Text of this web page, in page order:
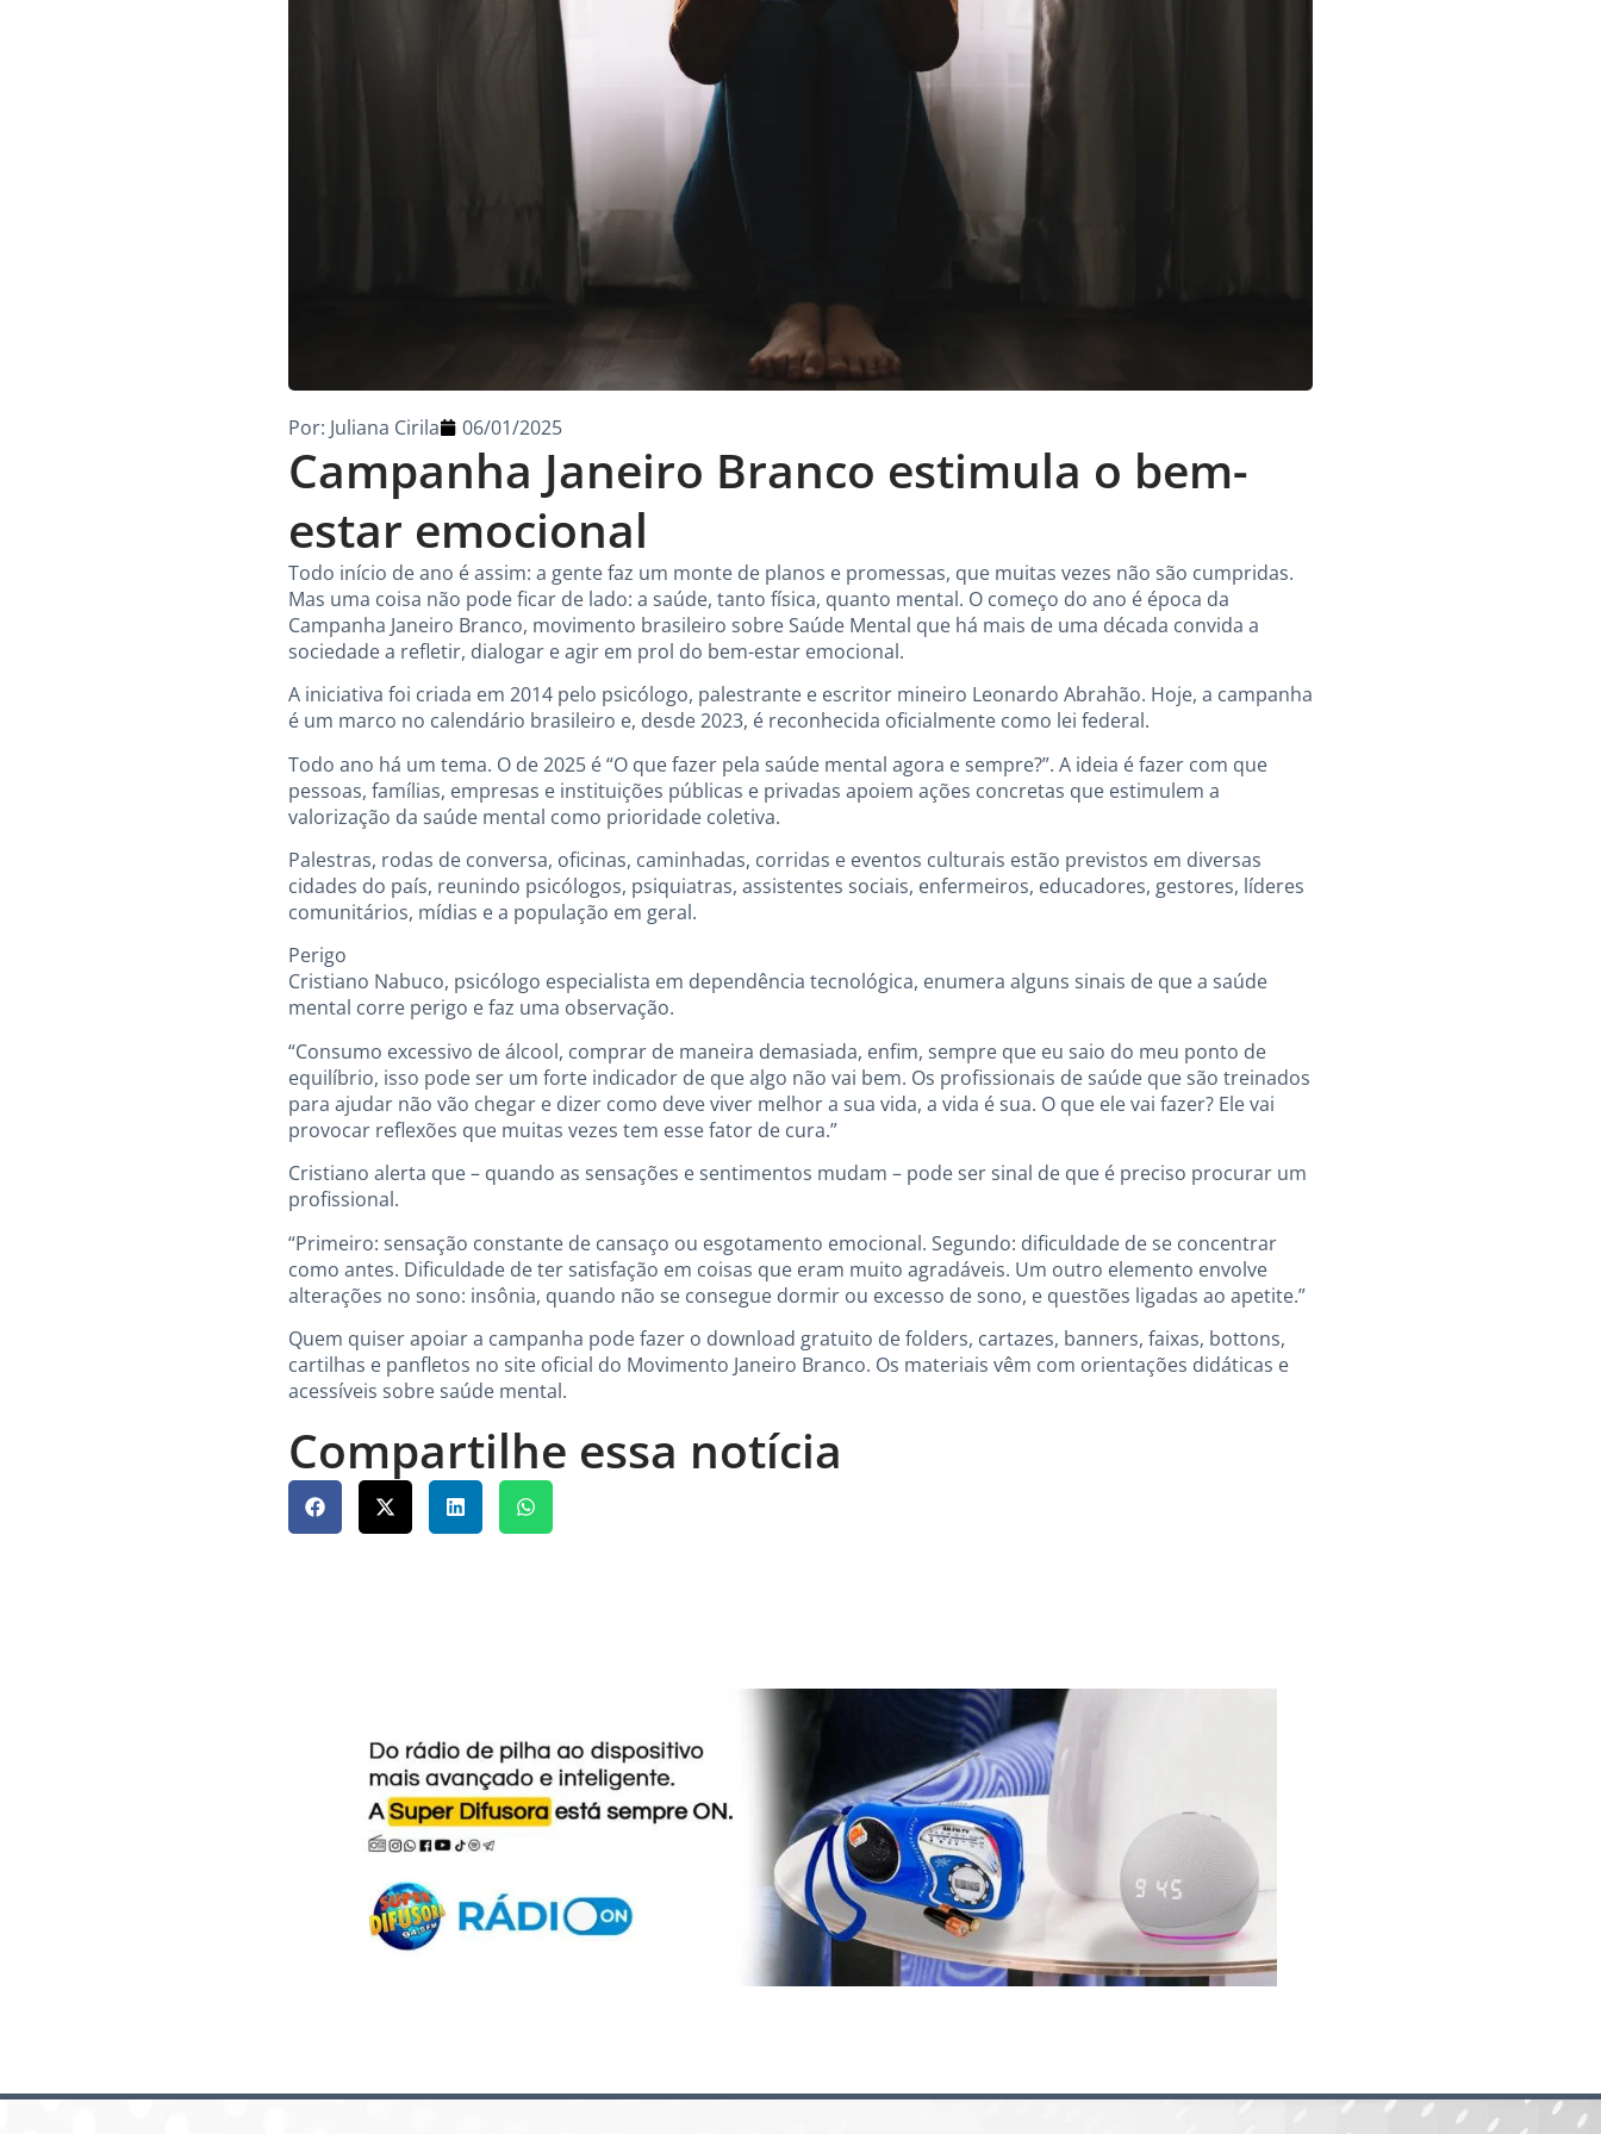
Campanha Janeiro Branco estimula o bem-
estar emocional
Por: Juliana Cirila 06/01/2025
Todo início de ano é assim: a gente faz um monte de planos e promessas, que muitas vezes não são cumpridas.
Mas uma coisa não pode ficar de lado: a saúde, tanto física, quanto mental. O começo do ano é época da
Campanha Janeiro Branco, movimento brasileiro sobre Saúde Mental que há mais de uma década convida a
sociedade a refletir, dialogar e agir em prol do bem-estar emocional.
A iniciativa foi criada em 2014 pelo psicólogo, palestrante e escritor mineiro Leonardo Abrahão. Hoje, a campanha
é um marco no calendário brasileiro e, desde 2023, é reconhecida oficialmente como lei federal.
Todo ano há um tema. O de 2025 é “O que fazer pela saúde mental agora e sempre?”. A ideia é fazer com que
pessoas, famílias, empresas e instituições públicas e privadas apoiem ações concretas que estimulem a
valorização da saúde mental como prioridade coletiva.
Palestras, rodas de conversa, oficinas, caminhadas, corridas e eventos culturais estão previstos em diversas
cidades do país, reunindo psicólogos, psiquiatras, assistentes sociais, enfermeiros, educadores, gestores, líderes
comunitários, mídias e a população em geral.
Perigo
Cristiano Nabuco, psicólogo especialista em dependência tecnológica, enumera alguns sinais de que a saúde
mental corre perigo e faz uma observação.
“Consumo excessivo de álcool, comprar de maneira demasiada, enfim, sempre que eu saio do meu ponto de
equilíbrio, isso pode ser um forte indicador de que algo não vai bem. Os profissionais de saúde que são treinados
para ajudar não vão chegar e dizer como deve viver melhor a sua vida, a vida é sua. O que ele vai fazer? Ele vai
provocar reflexões que muitas vezes tem esse fator de cura.”
Cristiano alerta que – quando as sensações e sentimentos mudam – pode ser sinal de que é preciso procurar um
profissional.
“Primeiro: sensação constante de cansaço ou esgotamento emocional. Segundo: dificuldade de se concentrar
como antes. Dificuldade de ter satisfação em coisas que eram muito agradáveis. Um outro elemento envolve
alterações no sono: insônia, quando não se consegue dormir ou excesso de sono, e questões ligadas ao apetite.”
Quem quiser apoiar a campanha pode fazer o download gratuito de folders, cartazes, banners, faixas, bottons,
cartilhas e panfletos no site oficial do Movimento Janeiro Branco. Os materiais vêm com orientações didáticas e
acessíveis sobre saúde mental.
Compartilhe essa notícia